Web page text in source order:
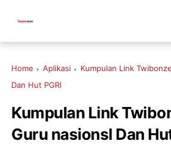
Home Aplikasi
Kumpulan Link
Dan Hut PGRI
Kumpulan Link
Guru nasionsl Dan